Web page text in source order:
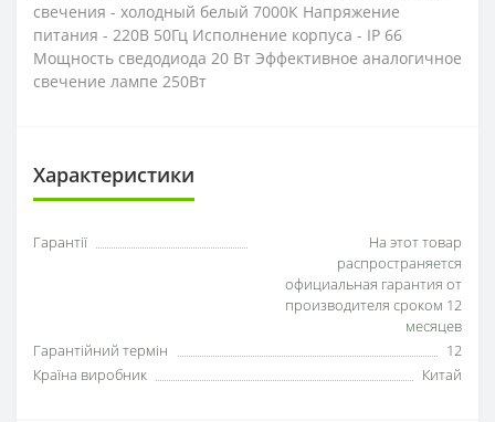
свечения - холодный белый 7000К Напряжение
питания - 220В 50Гц Исполнение корпуса - IP 66
Мощность сведодиода 20 Вт Эффективное аналогичное
свечение лампе 250Вт
Характеристики
Гарантії
На этот товар
распространяется
официальная гарантия от
производителя сроком 12
месяцев
Гарантійний термін
12
Країна виробник
Китай